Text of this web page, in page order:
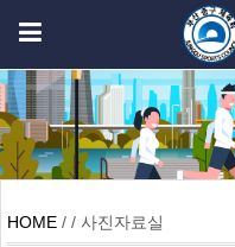
HOME / / 사진자료실